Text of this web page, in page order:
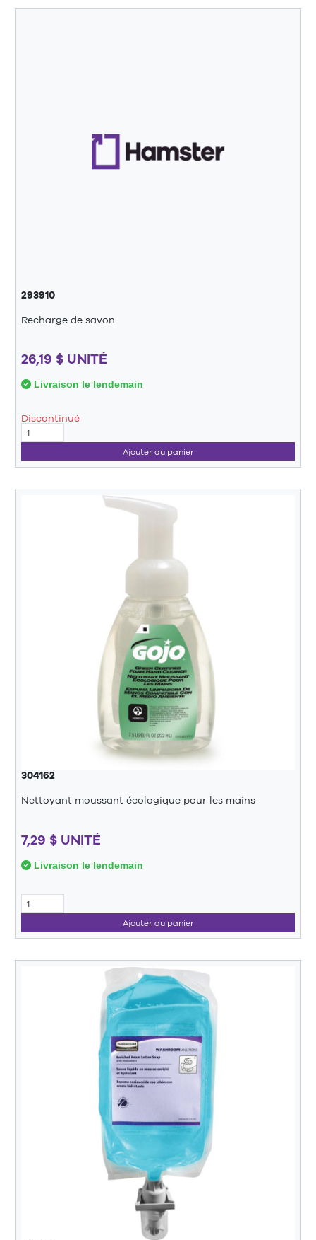
293910
Recharge de savon
26,19 $ UNITÉ
Livraison le lendemain
Discontinué
Ajouter au panier
304162
Nettoyant moussant écologique pour les mains
7,29 $ UNITÉ
Livraison le lendemain
Ajouter au panier